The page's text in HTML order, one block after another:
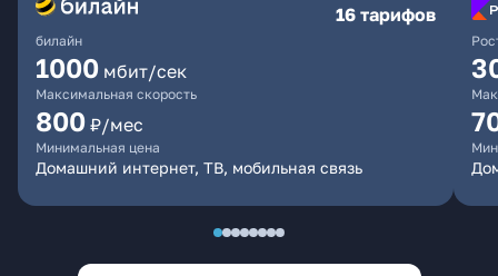
билайн
16 тарифов
1000 мбит/сек
Максимальная скорость
800 ₽/мес
Минимальная цена
Домашний интернет, ТВ, мобильная связь